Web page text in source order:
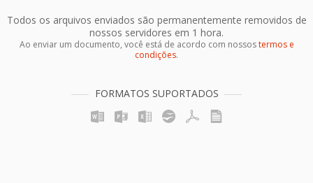
Todos os arquivos enviados são permanentemente removidos de
nossos servidores em 1 hora.
Ao enviar um documento, você está de acordo com nossostermos e
condições.
FORMATOS SUPORTADOS